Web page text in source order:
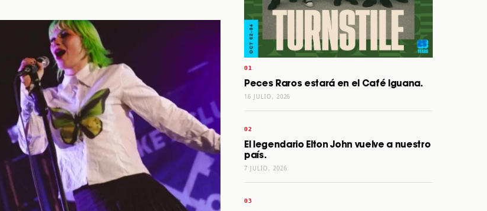
Peces Raros estará en el Café Iguana.
16 JULIO, 2026
El legendario Elton John vuelve a nuestro
país.
7 JULIO, 2026